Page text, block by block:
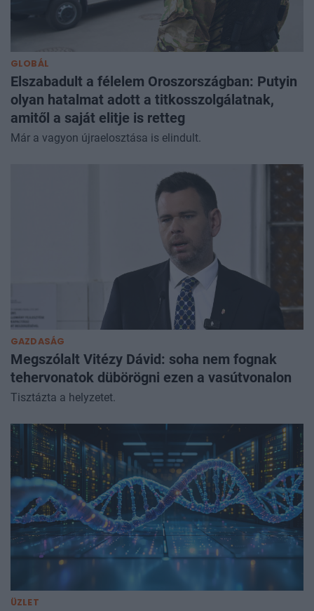
GLOBÁL
Elszabadult a félelem Oroszországban: Putyin
olyan hatalmat adott a titkosszolgálatnak,
amitől a saját elitje is retteg
Már a vagyon újraelosztása is elindult.
GAZDASÁG
Megszólalt Vitézy Dávid: soha nem fognak
tehervonatok dübörögni ezen a vasútvonalon
Tisztázta a helyzetet.
ÜZLET